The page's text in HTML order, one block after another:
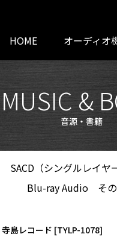
HOME オーディオ
MUSIC &
音源・書籍
SACD（シングルレイヤ
Blu-ray Audio
そ
島レコード [TYLP-1078]